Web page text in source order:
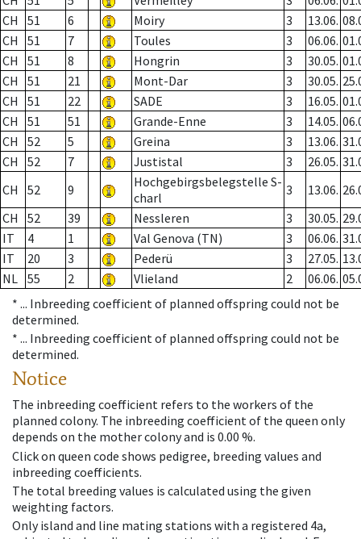
CH
51 6 Moiry 3 13.06.
CH
51 7 Toules 3 06.06.
CH
51 8 Hongrin 3 30.05.
CH
51 21 Mont-Dar 3 30.05.
CH
51 22 SADE 3 16.05.
CH
51 51 Grande-Enne 3 14.05.
CH
52 5 Greina 3 13.06.
CH
52 7 Justistal 3 26.05.
CH
52 9
Hochgebirgsbelegstelle S-
charl
3 13.06.
CH
52 39 Nessleren 3 30.05.
IT
4 1 Val Genova (TN) 3 06.06.
IT
20 3 Pederü 3 27.05.
NL 55 2 Vlieland 2 06.06.
* ... Inbreeding coefficient of planned offspring could not be
determined.
* ... Inbreeding coefficient of planned offspring could not be
determined.
Notice
The inbreeding coefficient refers to the workers of the
planned colony. The inbreeding coefficient of the queen only
depends on the mother colony and is 0.00 %.
Click on queen code shows pedigree, breeding values and
inbreeding coefficients.
The total breeding values is calculated using the given
weighting factors.
Only island and line mating stations with a registered 4a,